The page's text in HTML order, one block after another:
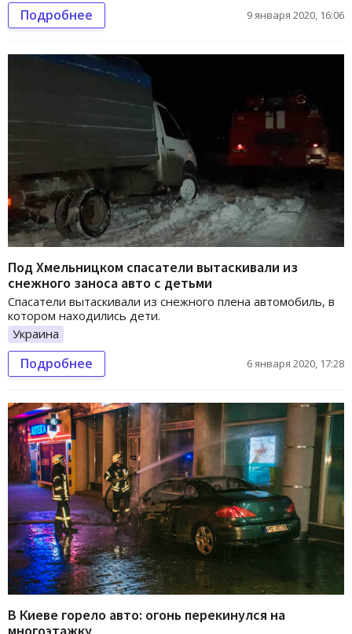
Подробнее 9 января 2020, 16:06
Под Хмельницком спасатели вытаскивали из
снежного заноса авто с детьми
Спасатели вытаскивали из снежного плена автомобиль, в
котором находились дети.
Украина
Подробнее 6 января 2020, 17:28
В Киеве горело авто: огонь перекинулся на